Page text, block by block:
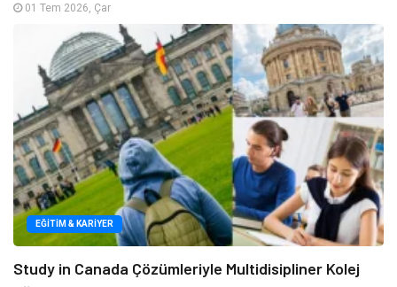
01 Tem 2026, Çar
EĞITIM & KARIYER
Study in Canada Çözümleriyle Multidisipliner Kolej